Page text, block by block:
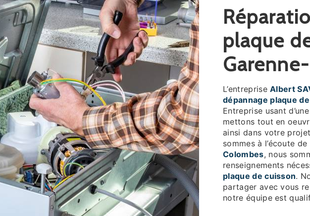
réparation et dépannage
plaque
L’entrepriseAlbert
dépannage plaque
Entreprise usant
mettons tout en
ainsi dans votre
sommes à l’écoute
Colombes, nous
renseignements
plaque de cuisson.
partager avec vous
notre équipe est